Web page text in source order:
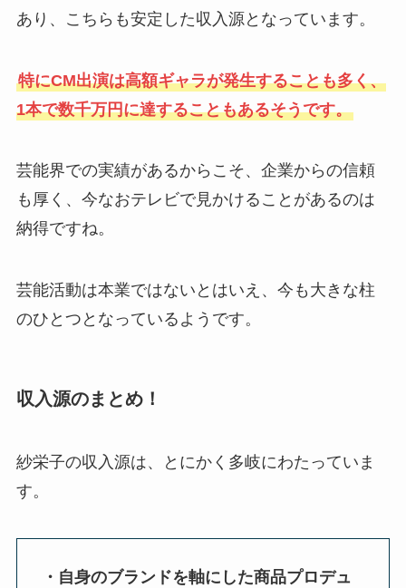
あり、こちらも安定した収入源となっています。
特にCM出演は高額ギャラが発生することも多く、
1本で数千万円に達することもあるそうです。
芸能界での実績があるからこそ、企業からの信頼
も厚く、今なおテレビで見かけることがあるのは
納得ですね。
芸能活動は本業ではないとはいえ、今も大きな柱
のひとつとなっているようです。
収入源のまとめ！
紗栄子の収入源は、とにかく多岐にわたっていま
す。
・自身のブランドを軸にした商品プロデュ